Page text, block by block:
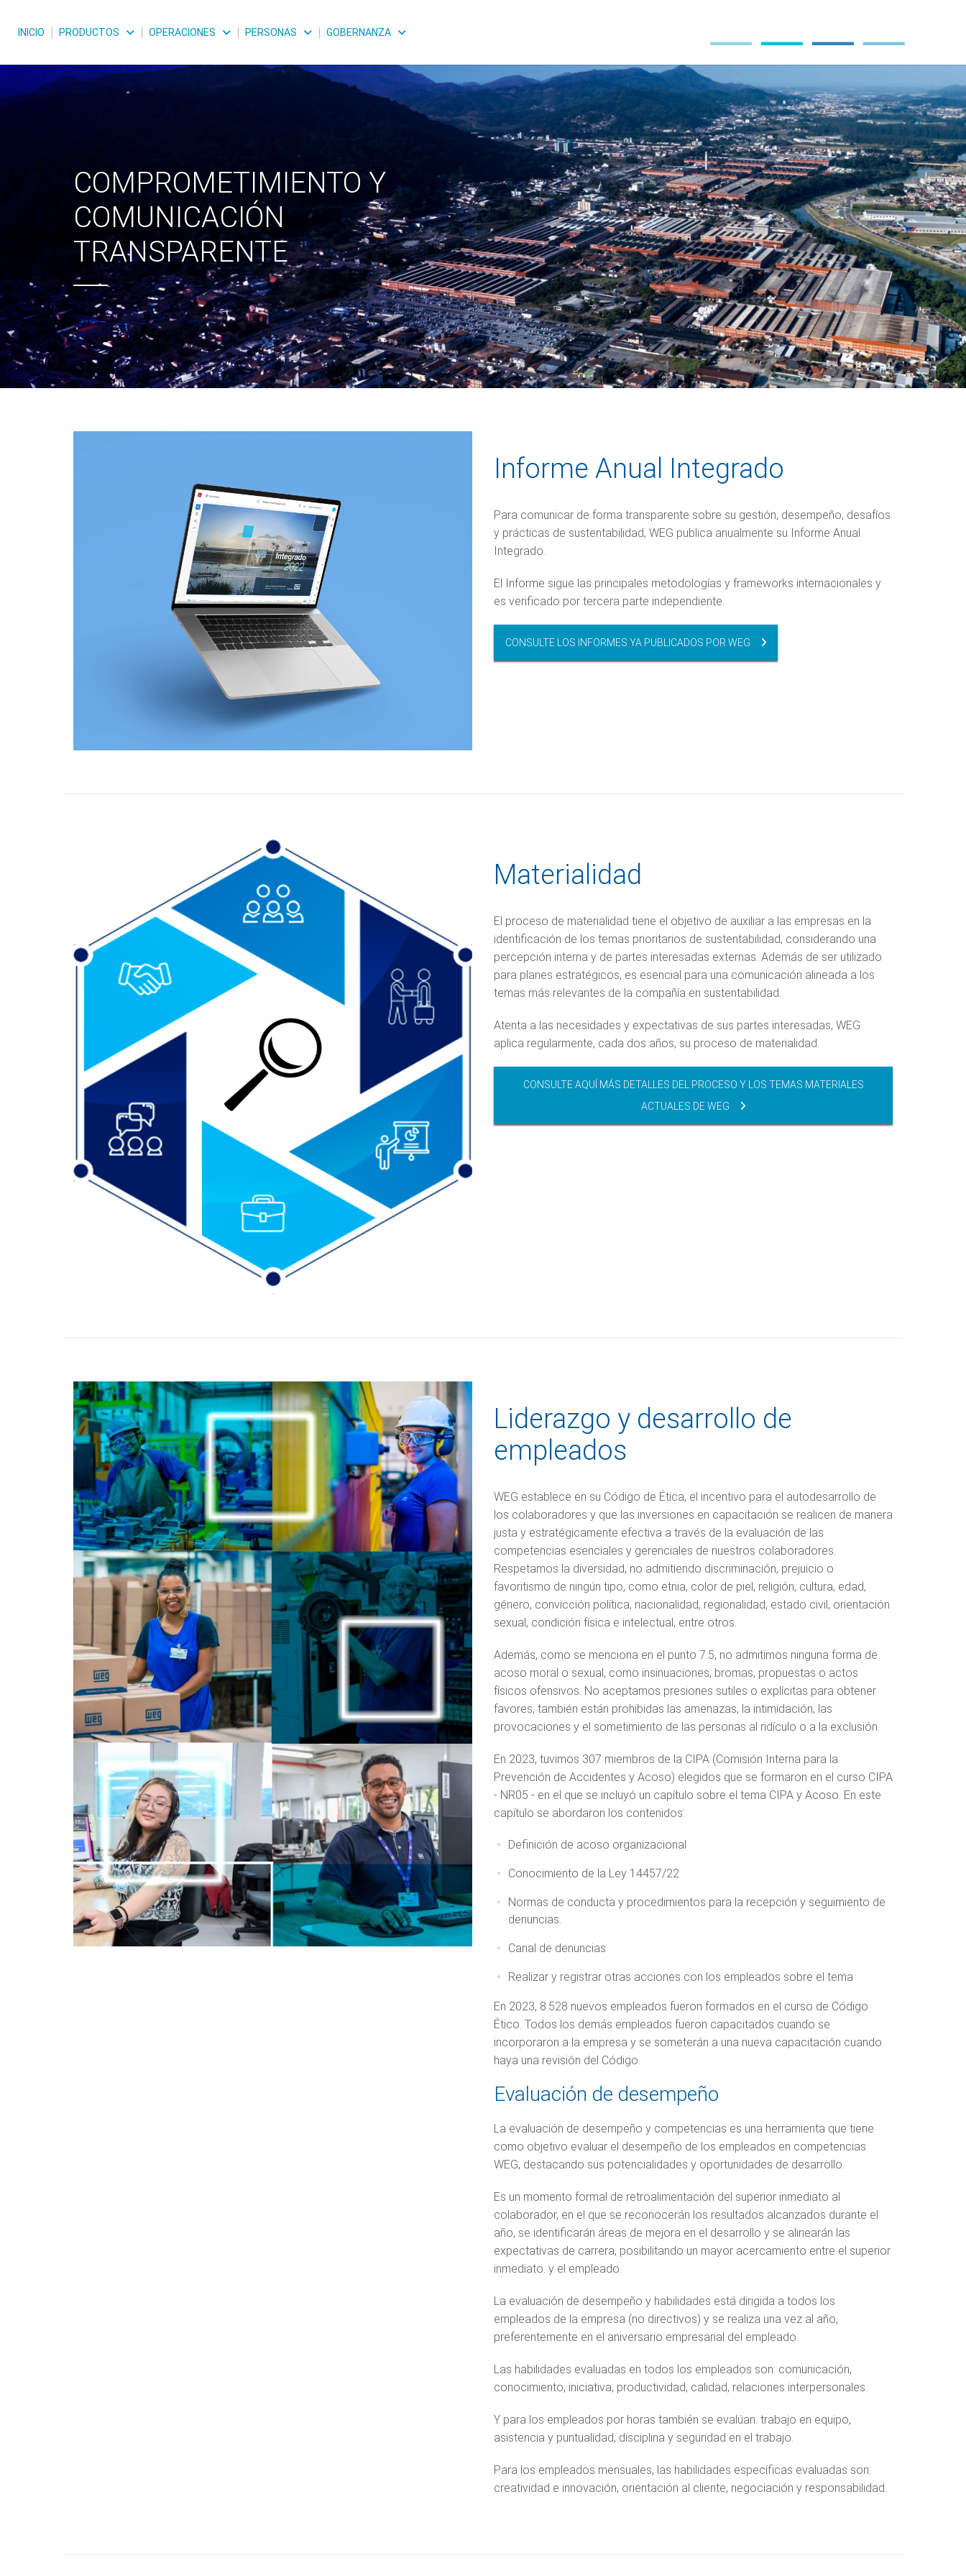
INICIO PRODUCTOS OPERACIONES PERSONAS GOBERNANZA
COMPROMETIMIENTO Y
COMUNICACIÓN
TRANSPARENTE
Informe Anual Integrado
Para comunicar de forma transparente sobre su gestión, desempeño, desafíos
y prácticas de sustentabilidad, WEG publica anualmente su Informe Anual
Integrado.
El Informe sigue las principales metodologías y frameworks internacionales y
es verificado por tercera parte independiente.
CONSULTE LOS INFORMES YA PUBLICADOS POR WEG
Materialidad
El proceso de materialidad tiene el objetivo de auxiliar a las empresas en la
identificación de los temas prioritarios de sustentabilidad, considerando una
percepción interna y de partes interesadas externas. Además de ser utilizado
para planes estratégicos, es esencial para una comunicación alineada a los
temas más relevantes de la compañía en sustentabilidad.
Atenta a las necesidades y expectativas de sus partes interesadas, WEG
aplica regularmente, cada dos años, su proceso de materialidad.
CONSULTE AQUÍ MÁS DETALLES DEL PROCESO Y LOS TEMAS MATERIALES
ACTUALES DE WEG
Liderazgo y desarrollo de
empleados
WEG establece en su Código de Ética, el incentivo para el autodesarrollo de
los colaboradores y que las inversiones en capacitación se realicen de manera
justa y estratégicamente efectiva a través de la evaluación de las
competencias esenciales y gerenciales de nuestros colaboradores.
Respetamos la diversidad, no admitiendo discriminación, prejuicio o
favoritismo de ningún tipo, como etnia, color de piel, religión, cultura, edad,
género, convicción política, nacionalidad, regionalidad, estado civil, orientación
sexual, condición física e intelectual, entre otros.
Además, como se menciona en el punto 7.5, no admitimos ninguna forma de
acoso moral o sexual, como insinuaciones, bromas, propuestas o actos
físicos ofensivos. No aceptamos presiones sutiles o explícitas para obtener
favores, también están prohibidas las amenazas, la intimidación, las
provocaciones y el sometimiento de las personas al ridículo o a la exclusión.
En 2023, tuvimos 307 miembros de la CIPA (Comisión Interna para la
Prevención de Accidentes y Acoso) elegidos que se formaron en el curso CIPA
- NR05 - en el que se incluyó un capítulo sobre el tema CIPA y Acoso. En este
capítulo se abordaron los contenidos:
Definición de acoso organizacional
Conocimiento de la Ley 14457/22
Normas de conducta y procedimientos para la recepción y seguimiento de
denuncias.
Canal de denuncias
Realizar y registrar otras acciones con los empleados sobre el tema
En 2023, 8.528 nuevos empleados fueron formados en el curso de Código
Ético. Todos los demás empleados fueron capacitados cuando se
incorporaron a la empresa y se someterán a una nueva capacitación cuando
haya una revisión del Código.
Evaluación de desempeño
La evaluación de desempeño y competencias es una herramienta que tiene
como objetivo evaluar el desempeño de los empleados en competencias
WEG, destacando sus potencialidades y oportunidades de desarrollo.
Es un momento formal de retroalimentación del superior inmediato al
colaborador, en el que se reconocerán los resultados alcanzados durante el
año, se identificarán áreas de mejora en el desarrollo y se alinearán las
expectativas de carrera, posibilitando un mayor acercamiento entre el superior
inmediato. y el empleado.
La evaluación de desempeño y habilidades está dirigida a todos los
empleados de la empresa (no directivos) y se realiza una vez al año,
preferentemente en el aniversario empresarial del empleado.
Las habilidades evaluadas en todos los empleados son: comunicación,
conocimiento, iniciativa, productividad, calidad, relaciones interpersonales.
Y para los empleados por horas también se evalúan: trabajo en equipo,
asistencia y puntualidad, disciplina y seguridad en el trabajo.
Para los empleados mensuales, las habilidades específicas evaluadas son:
creatividad e innovación, orientación al cliente, negociación y responsabilidad.